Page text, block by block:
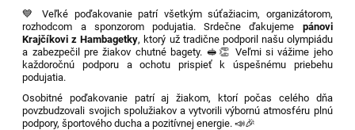
💙 Veľké poďakovanie patrí všetkým súťažiacim, organizátorom,
rozhodcom a sponzorom podujatia. Srdečne ďakujeme pánovi
Krajčíkovi z Hambagetky, ktorý už tradične podporil našu olympiádu
a zabezpečil pre žiakov chutné bagety. 🥪👏 Veľmi si vážime jeho
každoročnú podporu a ochotu prispieť k úspešnému priebehu
podujatia.
Osobitné poďakovanie patrí aj žiakom, ktorí počas celého dňa
povzbudzovali svojich spolužiakov a vytvorili výbornú atmosféru plnú
podpory, športového ducha a pozitívnej energie. 📣🎉